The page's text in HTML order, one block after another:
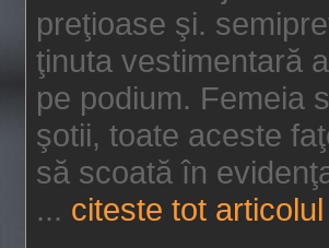
preţioase şi.
ţinuta vestimentară
pe podium. Femeia
şotii, toate aceste
să scoată în
... citeste tot articolul